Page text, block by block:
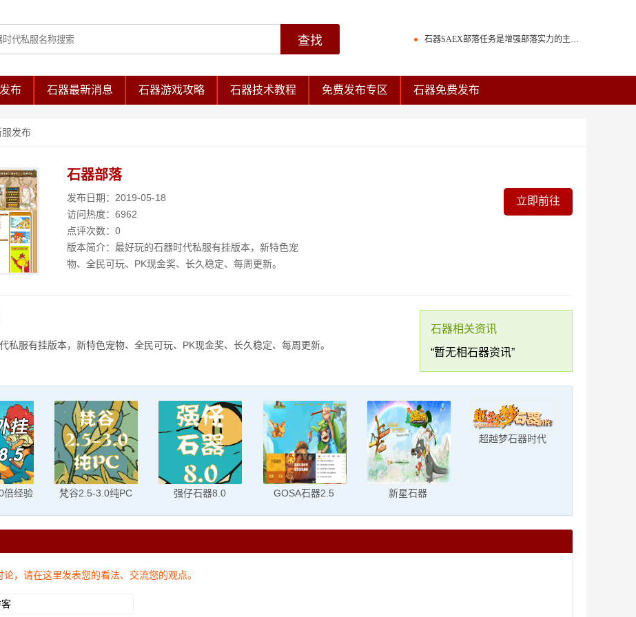
石器SAEX部落任务是增强部落实力的主要渠道
石器时代300分换普金图腾还是熬金神？
石器时代复刻版多套配点“灵活变通”
布 石器最新消息 石器游戏攻略 石器技术教程 免费发布专区 石器免费发布
发布
石器部落
发布日期：2019-05-18
访问热度：6962
点评次数：0
版本简介：最好玩的石器时代私服有挂版本，新特色宠
物、全民可玩、PK现金奖、长久稳定、每周更新。
立即前往
私服有挂版本，新特色宠物、全民可玩、PK现金奖、长久稳定、每周更新。
石器相关资讯
“暂无相石器资讯”
倍经验 梵谷2.5-3.0纯PC 强仔石器8.0 GOSA石器2.5 新星石器
超越梦石器时代
，请在这里发表您的看法、交流您的观点。